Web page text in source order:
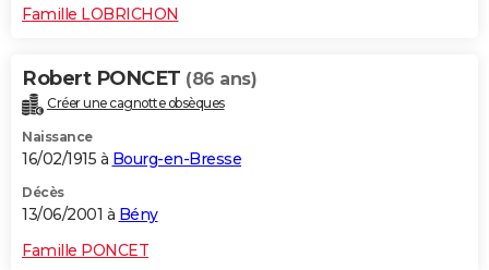
Famille LOBRICHON
Robert PONCET (86 ans)
Créer une cagnotte obsèques
Naissance
16/02/1915 à Bourg-en-Bresse
Décès
13/06/2001 à Bény
Famille PONCET